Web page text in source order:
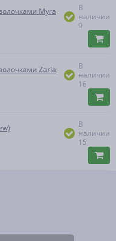
Myra
В
наличии
9
Zaria
В
наличии
16
В
наличии
15